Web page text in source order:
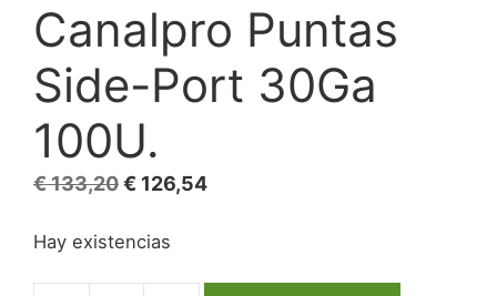
Canalpro Puntas
Side-Port 30Ga
100U.
€133,20El
original
€ 126,54El
Hay existencias